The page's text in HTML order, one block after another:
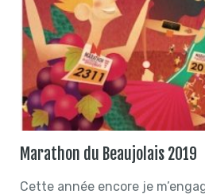
Marathon du Beaujolais 2019
Cette année encore je